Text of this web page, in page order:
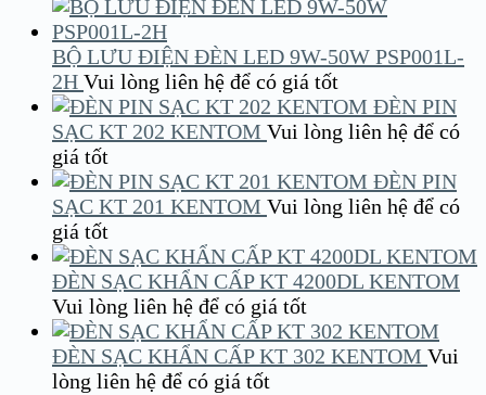
BỘ LƯU ĐIỆN ĐÈN LED 9W-50W PSP001L-
2H Vui lòng liên hệ để có giá tốt
ĐÈN PIN
SẠC KT 202 KENTOM Vui lòng liên hệ để có
giá tốt
ĐÈN PIN
SẠC KT 201 KENTOM Vui lòng liên hệ để có
giá tốt
ĐÈN SẠC KHẨN CẤP KT 4200DL KENTOM
Vui lòng liên hệ để có giá tốt
ĐÈN SẠC KHẨN CẤP KT 302 KENTOM Vui
lòng liên hệ để có giá tốt